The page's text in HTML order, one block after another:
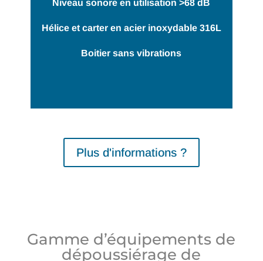
Niveau sonore en utilisation >68 dB
Hélice et carter en acier inoxydable 316L
Boitier sans vibrations
Plus d'informations ?
Gamme d’équipements de
dépoussiérage de